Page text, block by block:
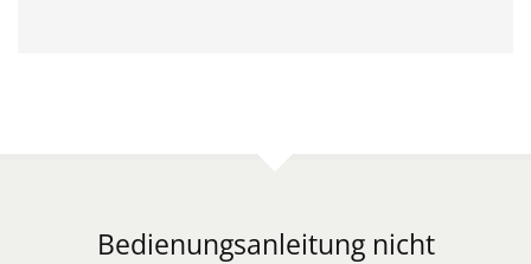
Bedienungsanleitung nicht